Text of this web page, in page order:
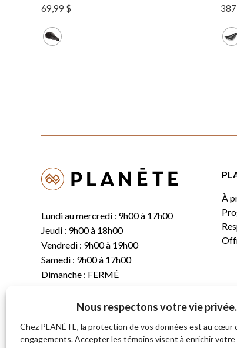
Nous respectons votre vie privée.
Chez PLANÈTE, la protection de vos données est au cœur
engagements. Accepter les témoins visent à enrichir votre
69,99 $
Lundi au mercredi : 9h00 à 17h00
Jeudi : 9h00 à 18h00
Vendredi : 9h00 à 19h00
Samedi : 9h00 à 17h00
Dimanche : FERMÉ
(819) 843-8356
C. info@planete.co
À